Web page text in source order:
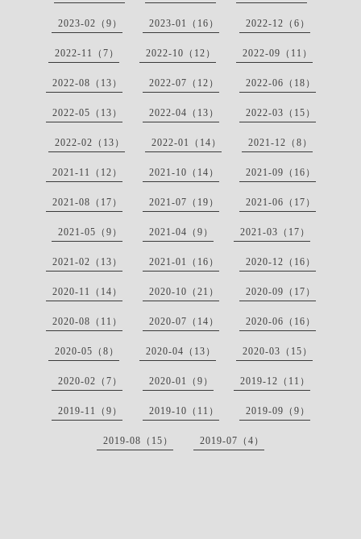
2023-02（9） 2023-01（16） 2022-12（6）
2022-11（7） 2022-10（12） 2022-09（11）
2022-08（13） 2022-07（12） 2022-06（18）
2022-05（13） 2022-04（13） 2022-03（15）
2022-02（13） 2022-01（14） 2021-12（8）
2021-11（12） 2021-10（14） 2021-09（16）
2021-08（17） 2021-07（19） 2021-06（17）
2021-05（9） 2021-04（9） 2021-03（17）
2021-02（13） 2021-01（16） 2020-12（16）
2020-11（14） 2020-10（21） 2020-09（17）
2020-08（11） 2020-07（14） 2020-06（16）
2020-05（8） 2020-04（13） 2020-03（15）
2020-02（7） 2020-01（9） 2019-12（11）
2019-11（9） 2019-10（11） 2019-09（9）
2019-08（15） 2019-07（4）